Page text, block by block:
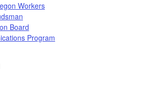
Workers
Board​
Program